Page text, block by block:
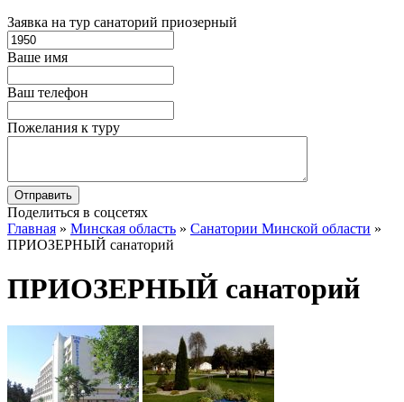
Заявка на тур санаторий приозерный
Ваше имя
Ваш телефон
Пожелания к туру
Поделиться в соцсетях
Главная » Минская область » Санатории Минской области »
ПРИОЗЕРНЫЙ санаторий
ПРИОЗЕРНЫЙ санаторий